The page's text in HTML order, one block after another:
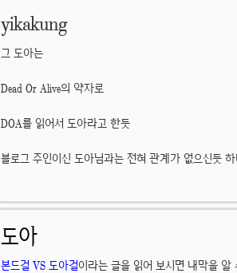
yikakung
그 도아는
Dead Or Alive의 약자로
DOA를 읽어서 도아라고 한듯
블로그 주인이신 도아님과는 전혀 관계가 없으신듯
도아
본드걸 VS 도아걸이라는 글을 읽어 보시면 내막을 알